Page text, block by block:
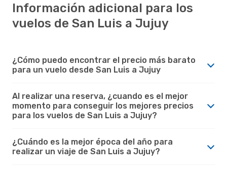
Información adicional para los
vuelos de San Luis a Jujuy
¿Cómo puedo encontrar el precio más barato
para un vuelo desde San Luis a Jujuy
Al realizar una reserva, ¿cuando es el mejor
momento para conseguir los mejores precios
para los vuelos de San Luis a Jujuy?
¿Cuándo es la mejor época del año para
realizar un viaje de San Luis a Jujuy?